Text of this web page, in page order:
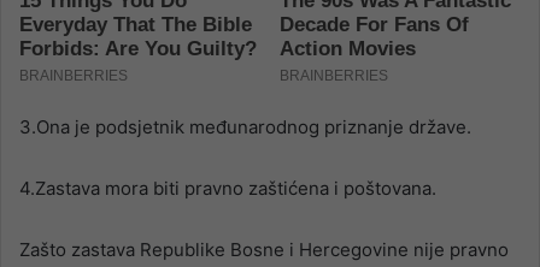
3.Ona je podsjetnik međunarodnog priznanje države.
4.Zastava mora biti pravno zaštićena i poštovana.
Zašto zastava Republike Bosne i Hercegovine nije pravno